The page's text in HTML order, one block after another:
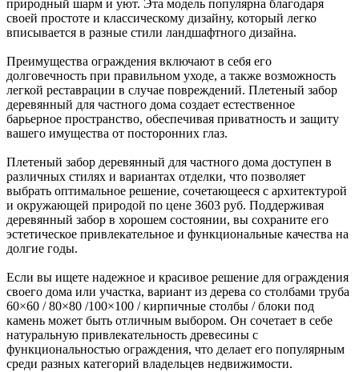
природный шарм и уют. Эта модель популярна благодаря
своей простоте и классическому дизайну, который легко
вписывается в разные стили ландшафтного дизайна.
Преимущества ограждения включают в себя его
долговечность при правильном уходе, а также возможность
легкой реставрации в случае повреждений. Плетеный забор
деревянный для частного дома создает естественное
барьерное пространство, обеспечивая приватность и защиту
вашего имущества от посторонних глаз.
Плетеный забор деревянный для частного дома доступен в
различных стилях и вариантах отделки, что позволяет
выбрать оптимальное решение, сочетающееся с архитектурой
и окружающей природой по цене 3603 руб. Поддерживая
деревянный забор в хорошем состоянии, вы сохраните его
эстетическое привлекательное и функциональные качества на
долгие годы.
Если вы ищете надежное и красивое решение для ограждения
своего дома или участка, вариант из дерева со столбами труба
60×60 / 80×80 /100×100 / кирпичные столбы / блоки под
камень может быть отличным выбором. Он сочетает в себе
натуральную привлекательность древесины с
функциональностью ограждения, что делает его популярным
среди разных категорий владельцев недвижимости.